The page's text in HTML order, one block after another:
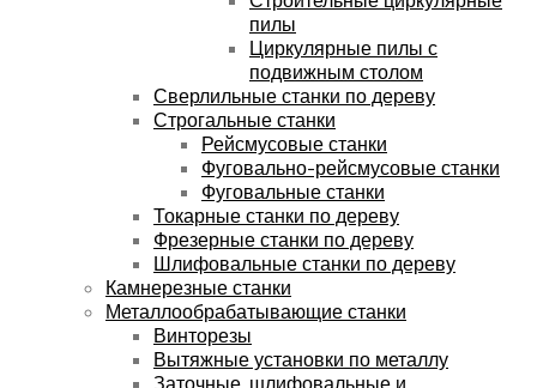
пилы
Циркулярные пилы с
подвижным столом
Сверлильные станки по дереву
Строгальные станки
Рейсмусовые станки
Фуговально-рейсмусовые станки
Фуговальные станки
Токарные станки по дереву
Фрезерные станки по дереву
Шлифовальные станки по дереву
Камнерезные станки
Металлообрабатывающие станки
Винторезы
Вытяжные установки по металлу
Заточные, шлифовальные и